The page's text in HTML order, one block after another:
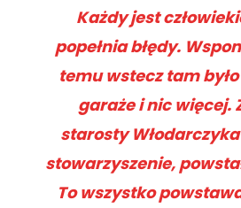
Każdy jest
popełnia błędy.
temu wstecz tam
garaże i nic więcej.
starosty
stowarzyszenie,
To wszystko